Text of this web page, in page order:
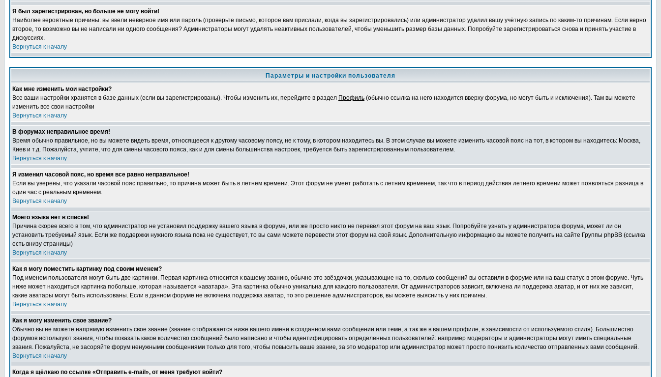
Я был зарегистрирован, но больше не могу войти!
Наиболее вероятные причины: вы ввели неверное имя или пароль (проверьте письмо, которое вам прислали, когда вы зарегистрировались) или администратор удалил вашу учётную запись по каким-то причинам. Если верно
второе, то возможно вы не написали ни одного сообщения? Администраторы могут удалять неактивных пользователей, чтобы уменьшить размер базы данных. Попробуйте зарегистрироваться снова и принять участие в
дискуссиях.
Вернуться к началу
Параметры и настройки пользователя
Как мне изменить мои настройки?
Все ваши настройки хранятся в базе данных (если вы зарегистрированы). Чтобы изменить их, перейдите в раздел Профиль (обычно ссылка на него находится вверху форума, но могут быть и исключения). Там вы можете
изменить все свои настройки
Вернуться к началу
В форумах неправильное время!
Время обычно правильное, но вы можете видеть время, относящееся к другому часовому поясу, не к тому, в котором находитесь вы. В этом случае вы можете изменить часовой пояс на тот, в котором вы находитесь: Москва,
Киев и т.д. Пожалуйста, учтите, что для смены часового пояса, как и для смены большинства настроек, требуется быть зарегистрированным пользователем.
Вернуться к началу
Я изменил часовой пояс, но время все равно неправильное!
Если вы уверены, что указали часовой пояс правильно, то причина может быть в летнем времени. Этот форум не умеет работать с летним временем, так что в период действия летнего времени может появляться разница в
один час с реальным временем.
Вернуться к началу
Моего языка нет в списке!
Причина скорее всего в том, что администратор не установил поддержку вашего языка в форуме, или же просто никто не перевёл этот форум на ваш язык. Попробуйте узнать у администратора форума, может ли он
установить требуемый язык. Если же поддержки нужного языка пока не существует, то вы сами можете перевести этот форум на свой язык. Дополнительную информацию вы можете получить на сайте Группы phpBB (ссылка
есть внизу страницы)
Вернуться к началу
Как я могу поместить картинку под своим именем?
Под именем пользователя могут быть две картинки. Первая картинка относится к вашему званию, обычно это звёздочки, указывающие на то, сколько сообщений вы оставили в форуме или на ваш статус в этом форуме. Чуть
ниже может находиться картинка побольше, которая называется «аватара». Эта картинка обычно уникальна для каждого пользователя. От администраторов зависит, включена ли поддержка аватар, и от них же зависит,
какие аватары могут быть использованы. Если в данном форуме не включена поддержка аватар, то это решение администраторов, вы можете выяснить у них причины.
Вернуться к началу
Как я могу изменить свое звание?
Обычно вы не можете напрямую изменить свое звание (звание отображается ниже вашего имени в созданном вами сообщении или теме, а так же в вашем профиле, в зависимости от используемого стиля). Большинство
форумов используют звания, чтобы показать какое количество сообщений было написано и чтобы идентифицировать определенных пользователей: например модераторы и администраторы могут иметь специальные
звания. Пожалуйста, не засоряйте форум ненужными сообщениями только для того, чтобы повысить ваше звание, за это модератор или администратор может просто понизить количество отправленных вами сообщений.
Вернуться к началу
Когда я щёлкаю по ссылке «Отправить e-mail», от меня требуют войти?